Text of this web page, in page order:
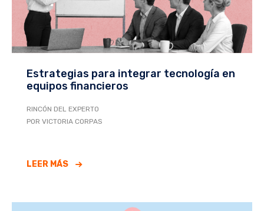
Estrategias para integrar tecnología en
equipos financieros
RINCÓN DEL EXPERTO
POR VICTORIA CORPAS
LEER MÁS